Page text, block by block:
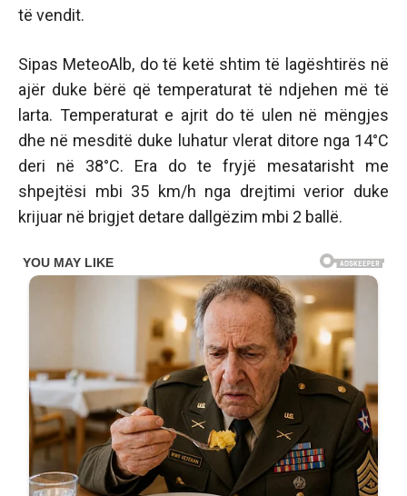
të vendit.
Sipas MeteoAlb, do të ketë shtim të lagështirës në
ajër duke bërë që temperaturat të ndjehen më të
larta. Temperaturat e ajrit do të ulen në mëngjes
dhe në mesditë duke luhatur vlerat ditore nga 14°C
deri në 38°C. Era do te fryjë mesatarisht me
shpejtësi mbi 35 km/h nga drejtimi verior duke
krijuar në brigjet detare dallgëzim mbi 2 ballë.